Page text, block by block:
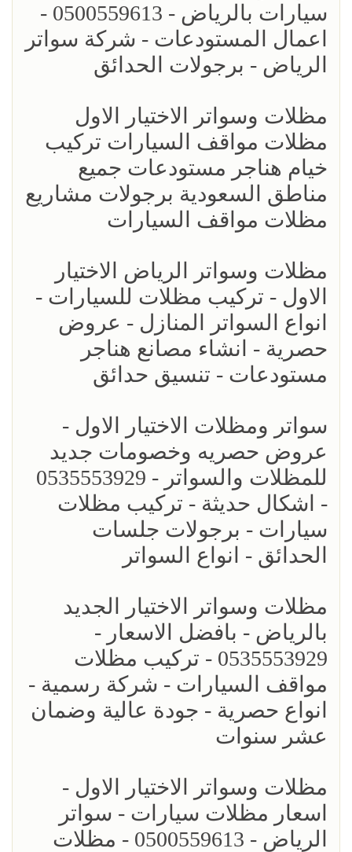
سيارات بالرياض - 0500559613 -
اعمال المستودعات - شركة سواتر
الرياض - برجولات الحدائق
مظلات وسواتر الاختيار الاول
مظلات مواقف السيارات تركيب
خيام هناجر مستودعات جميع
مناطق السعودية برجولات مشاريع
مظلات مواقف السيارات
مظلات وسواتر الرياض الاختيار
الاول - تركيب مظلات للسيارات -
انواع السواتر المنازل - عروض
حصرية - انشاء مصانع هناجر
مستودعات - تنسيق حدائق
سواتر ومظلات الاختيار الاول -
عروض حصريه وخصومات جديد
للمظلات والسواتر - 0535553929
- اشكال حديثة - تركيب مظلات
سيارات - برجولات جلسات
الحدائق - انواع السواتر
مظلات وسواتر الاختيار الجديد
بالرياض - بافضل الاسعار -
0535553929 - تركيب مظلات
مواقف السيارات - شركة رسمية -
انواع حصرية - جودة عالية وضمان
عشر سنوات
مظلات وسواتر الاختيار الاول -
اسعار مظلات سيارات - سواتر
الرياض - 0500559613 - مظلات